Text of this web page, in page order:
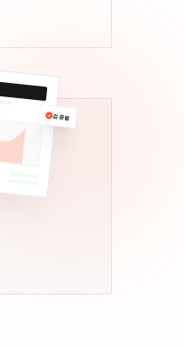
검증됨